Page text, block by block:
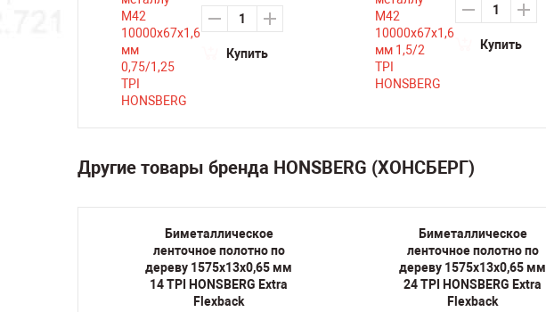
Купить
Купить
Другие товары бренда HONSBERG (ХОНСБЕРГ)
Биметаллическое
ленточное полотно по
дереву 1575х13х0,65 мм
14 TPI HONSBERG Extra
Flexback
Биметаллическое
ленточное полотно по
дереву 1575х13х0,65 мм
24 TPI HONSBERG Extra
Flexback